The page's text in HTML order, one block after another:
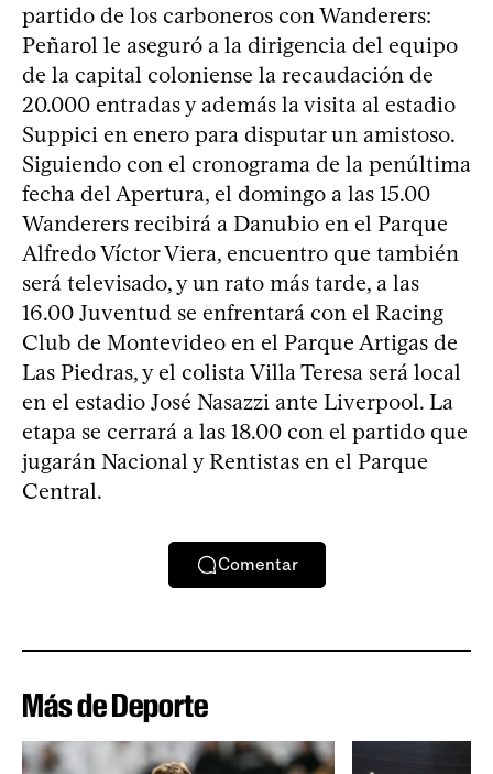
partido de los carboneros con Wanderers:
Peñarol le aseguró a la dirigencia del equipo
de la capital coloniense la recaudación de
20.000 entradas y además la visita al estadio
Suppici en enero para disputar un amistoso.
Siguiendo con el cronograma de la penúltima
fecha del Apertura, el domingo a las 15.00
Wanderers recibirá a Danubio en el Parque
Alfredo Víctor Viera, encuentro que también
será televisado, y un rato más tarde, a las
16.00 Juventud se enfrentará con el Racing
Club de Montevideo en el Parque Artigas de
Las Piedras, y el colista Villa Teresa será local
en el estadio José Nasazzi ante Liverpool. La
etapa se cerrará a las 18.00 con el partido que
jugarán Nacional y Rentistas en el Parque
Central.
Comentar
Más de Deporte